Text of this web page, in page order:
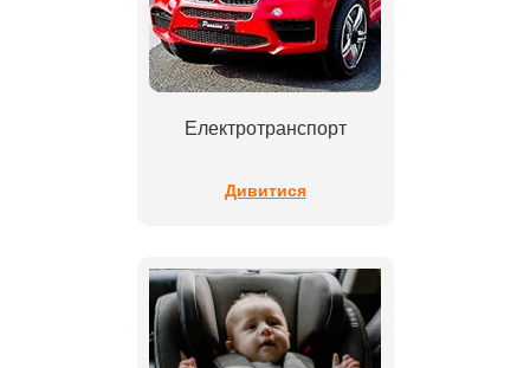
Електротранспорт
Дивитися